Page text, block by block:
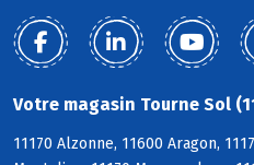
Votre magasin Tourne Sol
11170 Alzonne, 11600 Aragon,